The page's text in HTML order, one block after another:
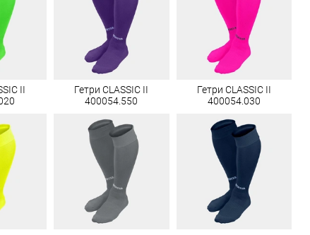
II
Гетри CLASSIC II
400054.550
Гетри CLASSIC II
400054.030